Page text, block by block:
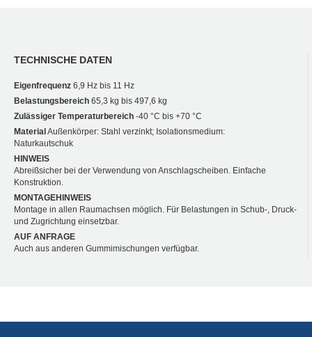
TECHNISCHE DATEN
Eigenfrequenz 6,9 Hz bis 11 Hz
Belastungsbereich 65,3 kg bis 497,6 kg
Zulässiger Temperaturbereich -40 °C bis +70 °C
MaterialAußenkörper: Stahl verzinkt; Isolationsmedium:
Naturkautschuk
HINWEIS
Abreißsicher bei der Verwendung von Anschlagscheiben. Einfache
Konstruktion.
MONTAGEHINWEIS
Montage in allen Raumachsen möglich. Für Belastungen in Schub-, Druck-
und Zugrichtung einsetzbar.
AUF ANFRAGE
Auch aus anderen Gummimischungen verfügbar.